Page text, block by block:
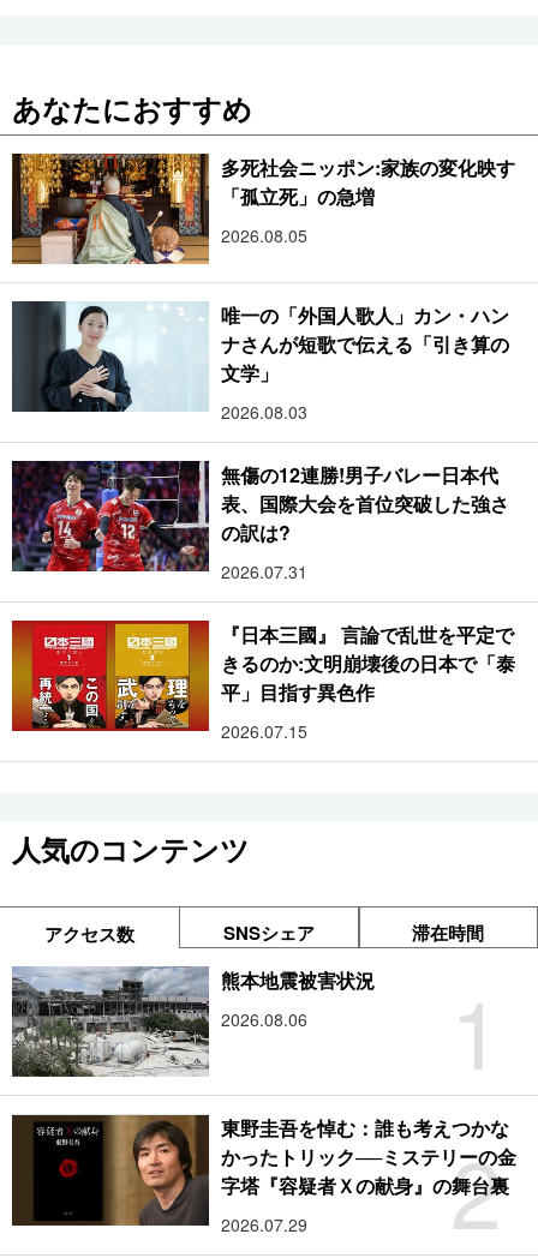
あなたにおすすめ
多死社会ニッポン:家族の変化映す
「孤立死」の急増
2026.08.05
唯一の「外国人歌人」カン・ハン
ナさんが短歌で伝える「引き算の
文学」
2026.08.03
無傷の12連勝!男子バレー日本代
表、国際大会を首位突破した強さ
の訳は?
2026.07.31
『日本三國』 言論で乱世を平定で
きるのか:文明崩壊後の日本で「泰
平」目指す異色作
2026.07.15
人気のコンテンツ
アクセス数 SNSシェア 滞在時間
1
熊本地震被害状況
2026.08.06
2
東野圭吾を悼む：誰も考えつかな
かったトリック──ミステリーの金
字塔『容疑者Ｘの献身』の舞台裏
2026.07.29